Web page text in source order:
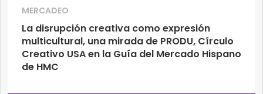
MERCADEO
La disrupción creativa como expresión
multicultural, una mirada de PRODU, Círculo
Creativo USA en la Guía del Mercado Hispano
de HMC